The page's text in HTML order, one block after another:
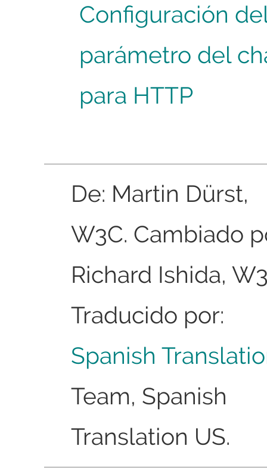
Configuración
parámetro del
para HTTP
De: Martin Dürst,
W3C. Cambiado
Richard Ishida,
Traducido por:
Spanish
Team, Spanish
Translation US.